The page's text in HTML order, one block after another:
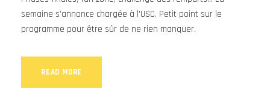
semaine s'annonce chargée à l'USC. Petit point sur le
programme pour être sûr de ne rien manquer.
READ MORE